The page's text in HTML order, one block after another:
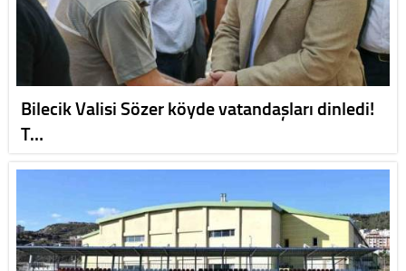
Bilecik Valisi Sözer köyde vatandaşları dinledi!
T…